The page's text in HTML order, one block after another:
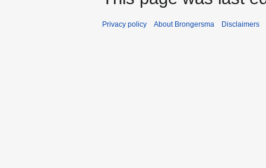
Privacy policy About Brongersma Disclaimers